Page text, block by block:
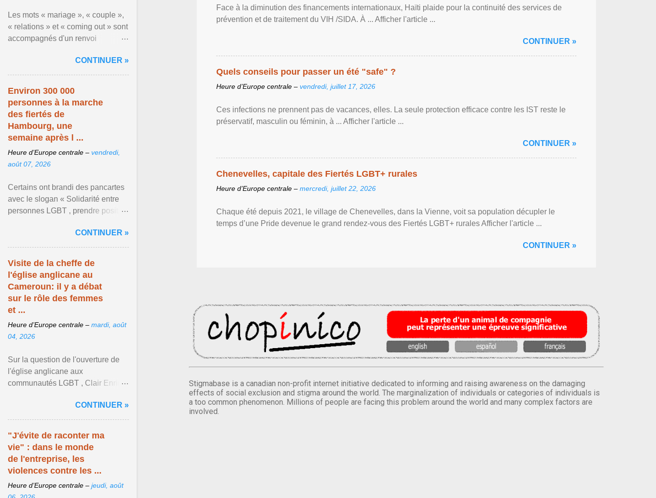
Face à la diminution des financements internationaux, Haïti plaide pour la continuité des services de
prévention et de traitement du VIH /SIDA. À ... Afficher l'article ...
CONTINUER »
Quels conseils pour passer un été "safe" ?
Heure d’Europe centrale – vendredi, juillet 17, 2026
Ces infections ne prennent pas de vacances, elles. La seule protection efficace contre les IST reste le
préservatif, masculin ou féminin, à ... Afficher l'article ...
CONTINUER »
Chenevelles, capitale des Fiertés LGBT+ rurales
Heure d’Europe centrale – mercredi, juillet 22, 2026
Chaque été depuis 2021, le village de Chenevelles, dans la Vienne, voit sa population décupler le
temps d’une Pride devenue le grand rendez-vous des Fiertés LGBT+ rurales Afficher l'article ...
CONTINUER »
Stigmabase is a canadian non-profit internet initiative dedicated to informing and raising awareness on the damaging
effects of social exclusion and stigma around the world. The marginalization of individuals or categories of individuals is
a too common phenomenon. Millions of people are facing this problem around the world and many complex factors are
involved.
Les mots « mariage », « couple »,
« relations » et « coming out » sont
accompagnés d'un renvoi
mouvement LGBT ... Afficher
l'article ...
CONTINUER »
Environ 300 000
personnes à la marche
des fiertés de
Hambourg, une
semaine après l ...
Heure d’Europe centrale – vendredi,
août 07, 2026
Certains ont brandi des pancartes
avec le slogan « Solidarité entre
personnes LGBT , prendre position
organisateurs ... Afficher l'article ...
CONTINUER »
Visite de la cheffe de
l'église anglicane au
Cameroun: il y a débat
sur le rôle des femmes
et ...
Heure d’Europe centrale – mardi, août
04, 2026
Sur la question de l'ouverture de
l'église anglicane aux
communautés LGBT , Clair Enrick
une position tranchée. Afficher
l'article ...
CONTINUER »
"J'évite de raconter ma
vie" : dans le monde
de l'entreprise, les
violences contre les ...
Heure d’Europe centrale – jeudi, août